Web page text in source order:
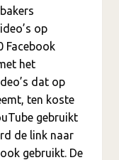
op
Facebook
het
dat op
ten koste
gebruikt
de link naar
gebruikt. De